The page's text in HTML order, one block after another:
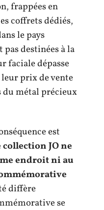
frappées en
coffrets dédiés,
le pays
destinées à la
faciale dépasse
leur prix de vente
du métal précieux
est
JO ne
endroit ni au
diffère
se